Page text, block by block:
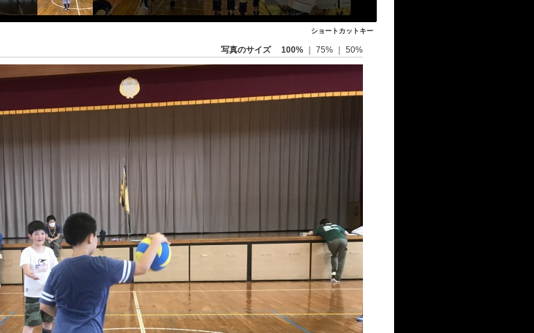
ショートカットキー
写真のサイズ 100% 75% 50%